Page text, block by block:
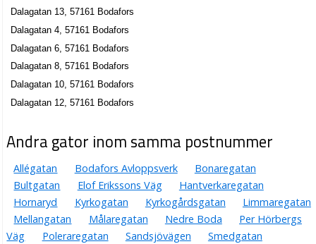
Dalagatan 13, 57161 Bodafors
Dalagatan 4, 57161 Bodafors
Dalagatan 6, 57161 Bodafors
Dalagatan 8, 57161 Bodafors
Dalagatan 10, 57161 Bodafors
Dalagatan 12, 57161 Bodafors
Andra gator inom samma postnummer
Allégatan Bodafors Avloppsverk
Bonaregatan
Bultgatan
Elof Erikssons Väg
Hantverkaregatan
Hornaryd
Kyrkogatan Kyrkogårdsgatan
Limmaregatan
Mellangatan
Målaregatan Nedre Boda
Per Hörbergs
Väg
Poleraregatan Sandsjövägen
Smedgatan